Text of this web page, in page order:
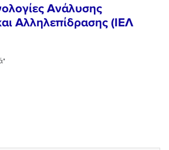
Ανάλυσης
Αλληλεπίδρασης (ΙΕΛ